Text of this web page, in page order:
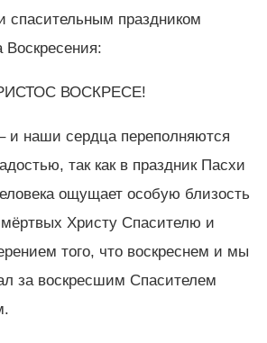
праздником
Воскресения:
ВОСКРЕСЕ!
и наши сердца переполняются
так как в праздник Пасхи
ощущает особую близость
Христу Спасителю и
того, что воскреснем и мы
за воскресшим Спасителем